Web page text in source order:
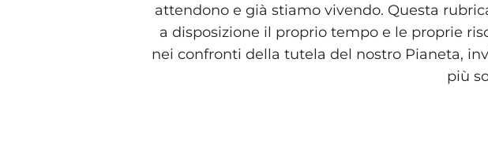
attendono e già stiamo vivendo. Questa
a disposizione il proprio tempo e le proprie
nei confronti della tutela del nostro Pianeta,
più